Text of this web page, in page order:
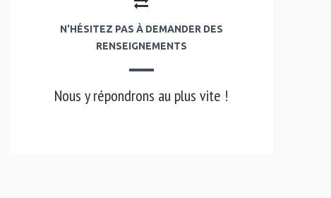
N'HÉSITEZ PAS À DEMANDER DES
RENSEIGNEMENTS
Nous y répondrons au plus vite !